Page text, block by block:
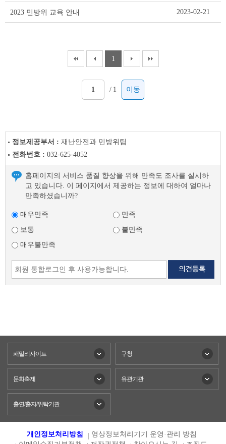
블
2023 민방위 교육 안내 2023-02-21
1
/ 1 이동
정보제공부서 : 재난안전과 민방위팀
전화번호 : 032-625-4052
홈페이지의 서비스 품질 향상을 위해 만족도 조사를 실시하
고 있습니다. 이 페이지에서 제공하는 정보에 대하여 얼마나
만족하셨습니까?
매우만족
만족
보통
불만족
매우불만족
패밀리사이트 구청
문화축제 유관기관
출연/출자/위탁기관
개인정보처리방침
영상정보처리기기 운영·관리 방침